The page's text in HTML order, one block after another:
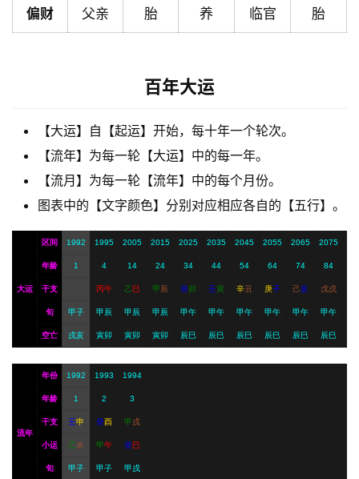
服
务
员
偏财 父亲 胎 养 临官 胎
百年大运
【大运】自【起运】开始，每十年一个轮次。
【流年】为每一轮【大运】中的每一年。
【流月】为每一轮【流年】中的每个月份。
图表中的【文字颜色】分别对应相应各自的【五行】。
大运
区间 1992 1995 2005 2015 2025 2035 2045 2055 2065 2075
年龄 1 4 14 24 34 44 54 64 74 84
干支 丙午 乙巳 甲 辰 癸卯 壬寅 辛丑 庚子 己亥 戊戌
旬 甲子 甲辰 甲辰 甲辰 甲午 甲午 甲午 甲午 甲午 甲午
空亡 戌亥 寅卯 寅卯 寅卯 辰巳 辰巳 辰巳 辰巳 辰巳 辰巳
流年
年份 1992 1993 1994
年龄 1 2 3
干支 壬申 癸酉 甲 戌
小运 乙未 甲午 癸巳
旬 甲子 甲子 甲戌